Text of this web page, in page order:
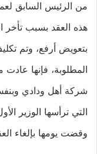
من الرئيس السابق
هذه العقد بسبب تأخر
بتعويض أرفع، وتم
المطلوبة، فإنها
شركة أهل ودادي
التي ترأسها الوزير
وقضت يومها بإلغاء